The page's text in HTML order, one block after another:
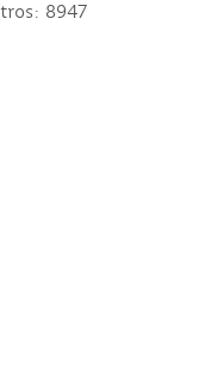
8947